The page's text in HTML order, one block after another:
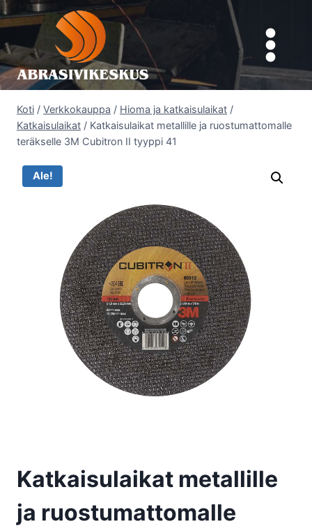
Siirry
sisältöön
Koti / Verkkokauppa / Hioma ja katkaisulaikat /
Katkaisulaikat / Katkaisulaikat metallille ja ruostumattomalle
teräkselle 3M Cubitron II tyyppi 41
Ale!
Katkaisulaikat metallille
ja ruostumattomalle